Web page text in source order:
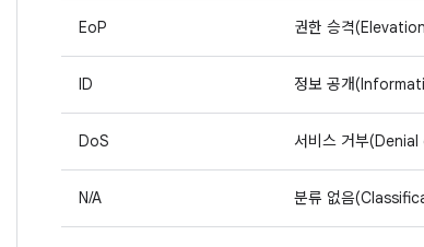
EoP 권한 승격
ID 정보 공개
DoS 서비스 거부
N/A 분류 없음